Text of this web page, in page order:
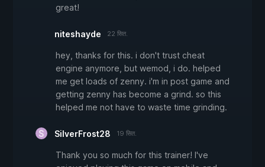
great!
niteshayde 22 सित.
hey, thanks for this. i don't trust cheat
engine anymore, but wemod, i do. helped
me get loads of zenny. i'm in post game and
getting zenny has become a grind. so this
helped me not have to waste time grinding.
SilverFrost28 19 सित.
Thank you so much for this trainer! I've